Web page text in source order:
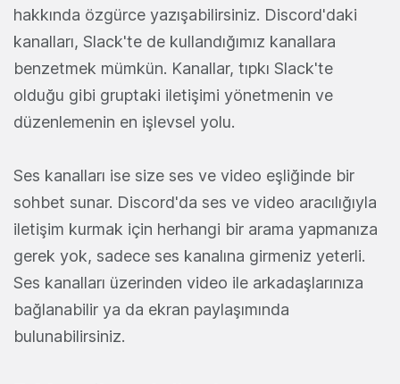
hakkında özgürce yazışabilirsiniz. Discord'daki
kanalları, Slack'te de kullandığımız kanallara
benzetmek mümkün. Kanallar, tıpkı Slack'te
olduğu gibi gruptaki iletişimi yönetmenin ve
düzenlemenin en işlevsel yolu.
Ses kanalları ise size ses ve video eşliğinde bir
sohbet sunar. Discord'da ses ve video aracılığıyla
iletişim kurmak için herhangi bir arama yapmanıza
gerek yok, sadece ses kanalına girmeniz yeterli.
Ses kanalları üzerinden video ile arkadaşlarınıza
bağlanabilir ya da ekran paylaşımında
bulunabilirsiniz.